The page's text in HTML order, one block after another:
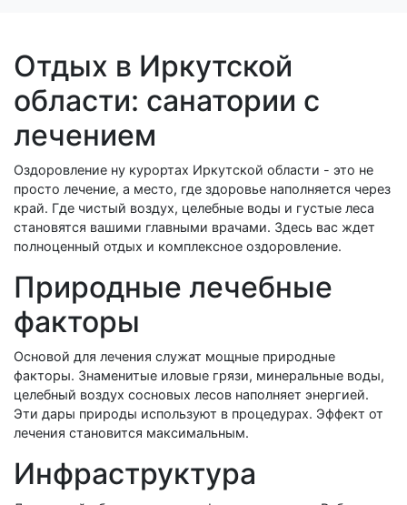
Отдых в Иркутской
области: санатории с
лечением
Оздоровление ну курортах Иркутской области - это не
просто лечение, а место, где здоровье наполняется через
край. Где чистый воздух, целебные воды и густые леса
становятся вашими главными врачами. Здесь вас ждет
полноценный отдых и комплексное оздоровление.
Природные лечебные
факторы
Основой для лечения служат мощные природные
факторы. Знаменитые иловые грязи, минеральные воды,
целебный воздух сосновых лесов наполняет энергией.
Эти дары природы используют в процедурах. Эффект от
лечения становится максимальным.
Инфраструктура